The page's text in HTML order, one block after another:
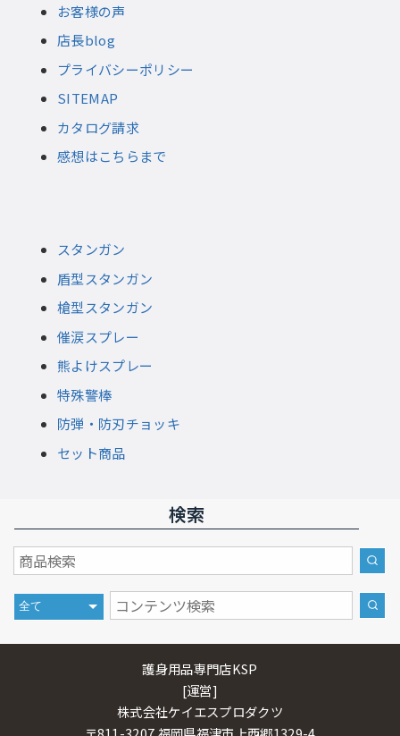
お客様の声
店長blog
プライバシーポリシー
SITEMAP
カタログ請求
感想はこちらまで
スタンガン
盾型スタンガン
槍型スタンガン
催涙スプレー
熊よけスプレー
特殊警棒
防弾・防刃チョッキ
セット商品
検索
護身用品専門店KSP
[運営]
株式会社ケイエスプロダクツ